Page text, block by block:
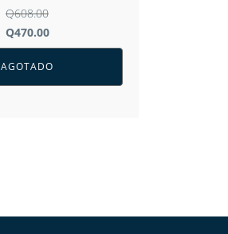
Q608.00
El
precio
original
era:
Q470.00El
precio
actual
es:
AGOTADO